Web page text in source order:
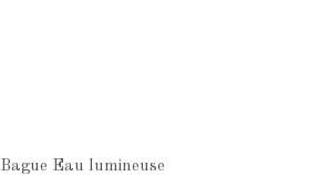
Bague Eau lumineuse